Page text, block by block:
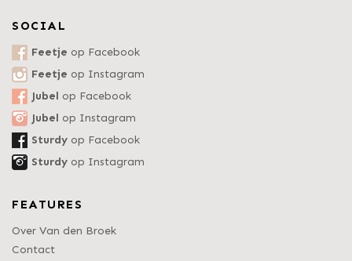
SOCIAL
Feetje op Facebook
Feetje op Instagram
Jubel op Facebook
Jubel op Instagram
Sturdy op Facebook
Sturdy op Instagram
FEATURES
Over Van den Broek
Contact